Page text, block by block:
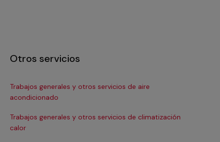
Otros servicios
Trabajos generales y otros servicios de aire
acondicionado
Trabajos generales y otros servicios de climatización
calor